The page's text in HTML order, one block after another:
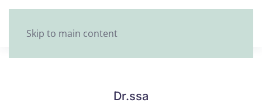
Skip to main content
Dr.ssa